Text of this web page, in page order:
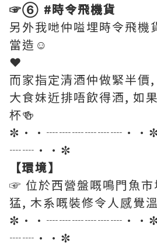
☞➅ #時令飛機貨
另外我哋仲嗌埋時令飛機
當造☺️
❤︎
而家指定清酒仲做緊半價
大食妹近排唔飲得酒, 如
杯🍻
┈┈••✼
【環境】
☞ 位於西營盤嘅鳴門魚市
猛, 木系嘅裝修令人感覺
┈┈••✼